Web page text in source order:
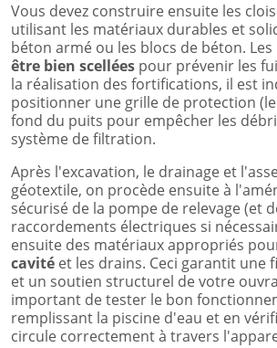
Vous devez construire ensuite les
utilisant les matériaux durables et
béton armé ou les blocs de béton. Les
être bien scellées pour prévenir les
la réalisation des fortifications, il est
positionner une grille de protection
fond du puits pour empêcher les
système de filtration.
Après l'excavation, le drainage et
géotextile, on procède ensuite à
sécurisé de la pompe de relevage (et
raccordements électriques si
ensuite des matériaux appropriés
cavité et les drains. Ceci garantit
et un soutien structurel de votre
important de tester le bon
remplissant la piscine d'eau et en
circule correctement à travers